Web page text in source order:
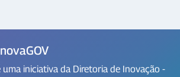
uma iniciativa da Diretoria de Inovação -